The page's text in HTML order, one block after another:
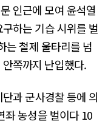
인근에 모여 윤석열
하는 기습 시위를 벌
는 철제 울타리를 넘
쪽까지 난입했다.
과 군사경찰 등에 의
좌 농성을 벌이다 10